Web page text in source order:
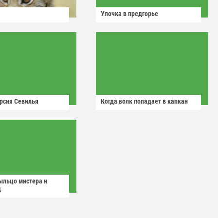
Улочка в предгорье
Севилья Когда волк попадает в капкан
мистера и